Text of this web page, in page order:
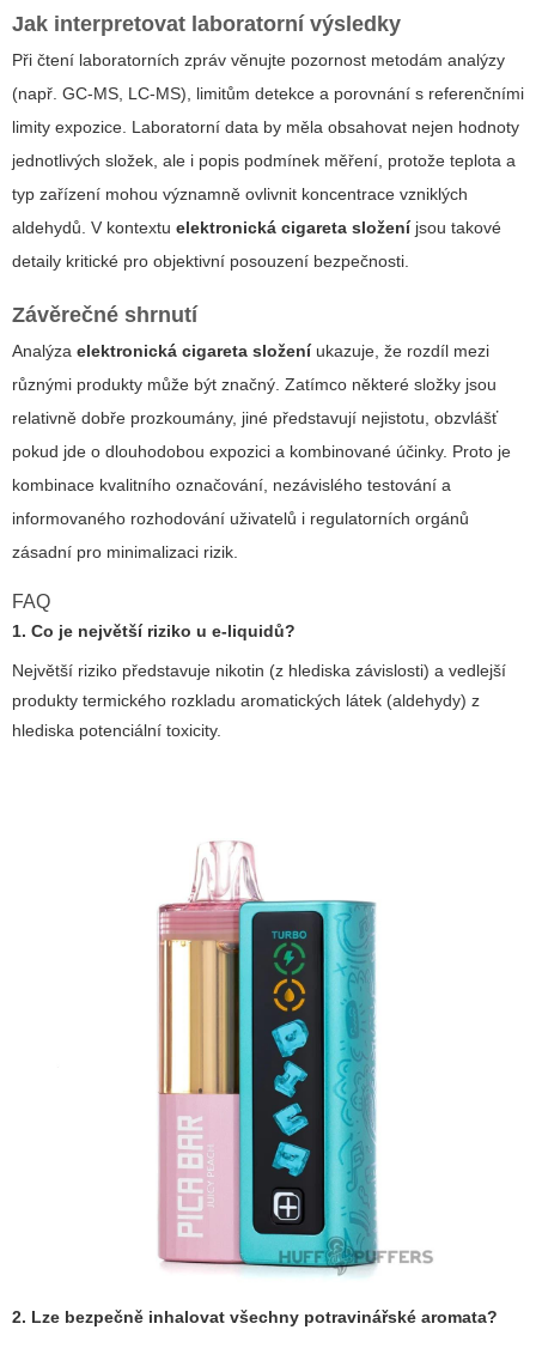
Jak interpretovat laboratorní výsledky
Při čtení laboratorních zpráv věnujte pozornost metodám analýzy
(např. GC‑MS, LC‑MS), limitům detekce a porovnání s referenčními
limity expozice. Laboratorní data by měla obsahovat nejen hodnoty
jednotlivých složek, ale i popis podmínek měření, protože teplota a
typ zařízení mohou významně ovlivnit koncentrace vzniklých
aldehydů. V kontextu elektronická cigareta složeníjsou takové
detaily kritické pro objektivní posouzení bezpečnosti.
Závěrečné shrnutí
Analýza elektronická cigareta složeníukazuje, že rozdíl mezi
různými produkty může být značný. Zatímco některé složky jsou
relativně dobře prozkoumány, jiné představují nejistotu, obzvlášť
pokud jde o dlouhodobou expozici a kombinované účinky. Proto je
kombinace kvalitního označování, nezávislého testování a
informovaného rozhodování uživatelů i regulatorních orgánů
zásadní pro minimalizaci rizik.
FAQ
1. Co je největší riziko u e‑liquidů?
Největší riziko představuje nikotin (z hlediska závislosti) a vedlejší
produkty termického rozkladu aromatických látek (aldehydy) z
hlediska potenciální toxicity.
2. Lze bezpečně inhalovat všechny potravinářské aromata?